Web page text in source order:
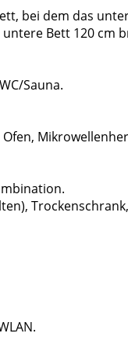
bei dem das
Bett 120 cm
Sauna.